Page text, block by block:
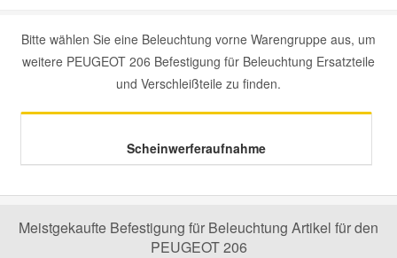
Bitte wählen Sie eine Beleuchtung vorne Warengruppe aus, um
weitere PEUGEOT 206 Befestigung für Beleuchtung Ersatzteile
und Verschleißteile zu finden.
Scheinwerferaufnahme
Meistgekaufte Befestigung für Beleuchtung Artikel für den
PEUGEOT 206
Mercedes Ersatzteile
Mini Ersatzteile
Mitsubishi Ersatzteile